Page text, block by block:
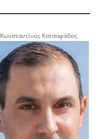
Κωνσταντίνος Κατσαφάδος